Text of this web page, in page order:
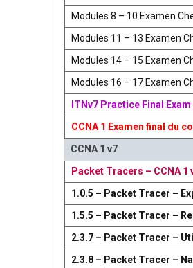
Modules 8 – 10 Examen
Modules 11 – 13 Examen
Modules 14 – 15 Examen
Modules 16 – 17 Examen
ITNv7 Practice Final
CCNA 1 Examen final du
CCNA 1 v7
Packet Tracers – CCNA 1
1.0.5 – Packet Tracer –
1.5.5 – Packet Tracer –
2.3.7 – Packet Tracer –
2.3.8 – Packet Tracer –